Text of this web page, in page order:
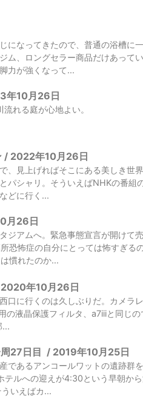
になってきたので、普通の浴槽に
ム、ロングセラー商品だけあって
力が強くなって...
年10月26日
れる庭が心地よい。
/ 2022年10月26日
、見上げればそこにある美しき世
パシャリ。そういえばNHKの番
どに行く...
月26日
ジアムへ。緊急事態宣言が開けて
恐怖症の自分にとっては怖すぎる
慣れたのか...
2020年10月26日
口に行くのは久しぶりだ。カメラ
の液晶保護フィルタ、a7iiiと同じ
...
27日目 / 2019年10月25日
であるアンコールワットの遺跡群
テルへの迎えが4:30という早朝か
いえばカ...